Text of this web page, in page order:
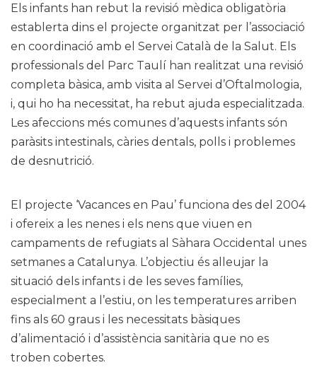
Els infants han rebut la revisió mèdica obligatòria
establerta dins el projecte organitzat per l’associació
en coordinació amb el Servei Català de la Salut. Els
professionals del Parc Taulí han realitzat una revisió
completa bàsica, amb visita al Servei d’Oftalmologia,
i, qui ho ha necessitat, ha rebut ajuda especialitzada.
Les afeccions més comunes d’aquests infants són
paràsits intestinals, càries dentals, polls i problemes
de desnutrició.
El projecte ‘Vacances en Pau’ funciona des del 2004
i ofereix a les nenes i els nens que viuen en
campaments de refugiats al Sàhara Occidental unes
setmanes a Catalunya. L’objectiu és alleujar la
situació dels infants i de les seves famílies,
especialment a l’estiu, on les temperatures arriben
fins als 60 graus i les necessitats bàsiques
d’alimentació i d’assistència sanitària que no es
troben cobertes.